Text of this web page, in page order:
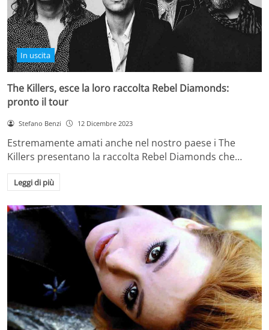
In uscita
The Killers, esce la loro raccolta Rebel Diamonds:
pronto il tour
Stefano Benzi 12 Dicembre 2023
Estremamente amati anche nel nostro paese i The
Killers presentano la raccolta Rebel Diamonds che…
Leggi di più